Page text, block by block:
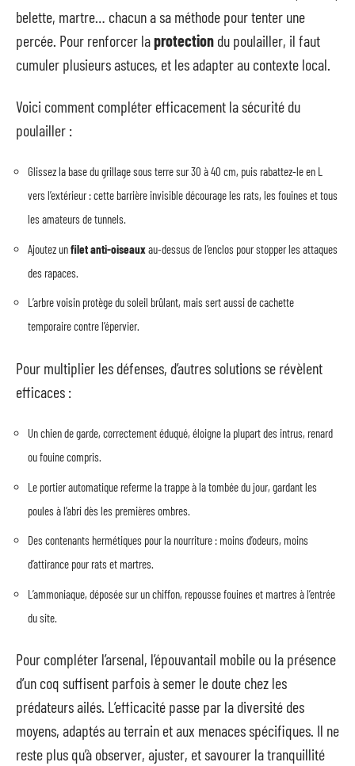
belette, martre… chacun a sa méthode pour tenter une
percée. Pour renforcer laprotection du poulailler, il faut
cumuler plusieurs astuces, et les adapter au contexte local.
Voici comment compléter efficacement la sécurité du
poulailler :
Glissez la base du grillage sous terre sur 30 à 40 cm, puis rabattez-le en L
vers l’extérieur : cette barrière invisible décourage les rats, les fouines et tous
les amateurs de tunnels.
Ajoutez unfilet anti-oiseauxau-dessus de l’enclos pour stopper les attaques
des rapaces.
L’arbre voisin protège du soleil brûlant, mais sert aussi de cachette
temporaire contre l’épervier.
Pour multiplier les défenses, d’autres solutions se révèlent
efficaces :
Un chien de garde, correctement éduqué, éloigne la plupart des intrus, renard
ou fouine compris.
Le portier automatique referme la trappe à la tombée du jour, gardant les
poules à l’abri dès les premières ombres.
Des contenants hermétiques pour la nourriture : moins d’odeurs, moins
d’attirance pour rats et martres.
L’ammoniaque, déposée sur un chiffon, repousse fouines et martres à l’entrée
du site.
Pour compléter l’arsenal, l’épouvantail mobile ou la présence
d’un coq suffisent parfois à semer le doute chez les
prédateurs ailés. L’efficacité passe par la diversité des
moyens, adaptés au terrain et aux menaces spécifiques. Il ne
reste plus qu’à observer, ajuster, et savourer la tranquillité